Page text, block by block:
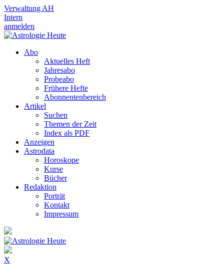
Verwaltung AH
Intern
anmelden
Abo
Aktuelles Heft
Jahresabo
Probeabo
Frühere Hefte
Abonnentenbereich
Artikel
Suchen
Themen der Zeit
Index als PDF
Anzeigen
Astrodata
Horoskope
Kurse
Bücher
Redaktion
Porträt
Kontakt
Impressum
X